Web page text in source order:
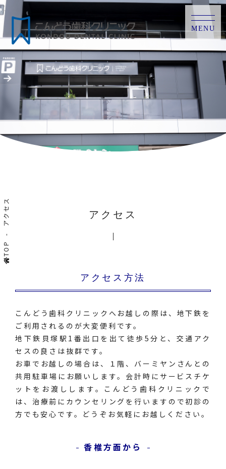
MENU
TOP
アクセス アクセス
アクセス方法
こんどう歯科クリニックへお越しの際は、地下鉄を
ご利用されるのが大変便利です。
地下鉄貝塚駅1番出口を出て徒歩5分と、交通アク
セスの良さは抜群です。
お車でお越しの場合は、１階、バーミヤンさんとの
共用駐車場にお願いします。会計時にサービスチケ
ットをお渡しします。こんどう歯科クリニックで
は、治療前にカウンセリングを行いますので初診の
方でも安心です。どうぞお気軽にお越しください。
香椎方面から